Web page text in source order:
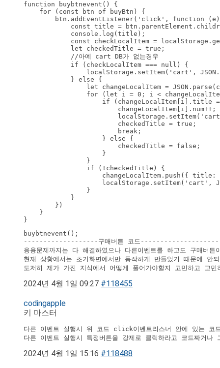
function buybtnevent() {
for (const btn of buyBtn) {
btn.addEventListener('click', function
const title =
console.log(title);
const checkLocalItem =
let checkedTitle = true;
//아예 cart DB가 없는경우
if (checkLocalItem === null) {
localStorage.setItem('cart',
} else {
let changeLocalItem =
for (let i = 0; i <
if (changeLocalItem[i].title
changeLocalItem[i].num++;
localStorage.setItem('cart',
checkedTitle = true;
break;
} else {
checkedTitle = false;
}
}
if (!checkedTitle) {
changeLocalItem.push({ title:
localStorage.setItem('cart',
}
}
})
}
}
buybtnevent();
-------------------구매버튼 코드
응용문제까지는 다 해결하였으나 다른이벤트를 하고도 구매버
현재 상황에서는 초기화면에서만 동작하게 만들었기 때문에 안
도저히 제가 가진 지식에서 어떻게 풀어가야할지 고민하고 고민
2024년 4월 1일 09:27 #118455
codingapple
키 마스터
다른 이벤트 실행시 위 코드 click이벤트리스너 안에 있는 코
다른 이벤트 실행시 특정버튼을 강제로 클릭하라고 코드짜거나
2024년 4월 1일 15:16 #118488